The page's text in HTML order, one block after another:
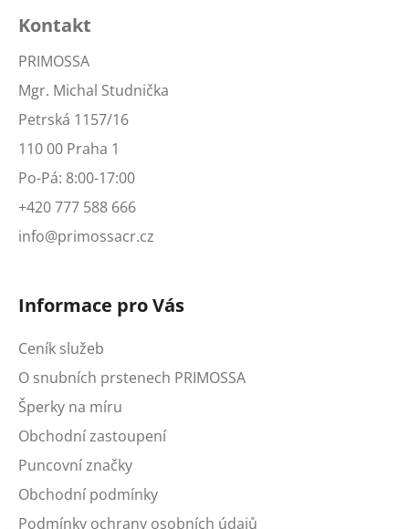
Kontakt
PRIMOSSA
Mgr. Michal Studnička
Petrská 1157/16
110 00 Praha 1
Po-Pá: 8:00-17:00
+420 777 588 666
info@primossacr.cz
Informace pro Vás
Ceník služeb
O snubních prstenech PRIMOSSA
Šperky na míru
Obchodní zastoupení
Puncovní značky
Obchodní podmínky
Podmínky ochrany osobních údajů